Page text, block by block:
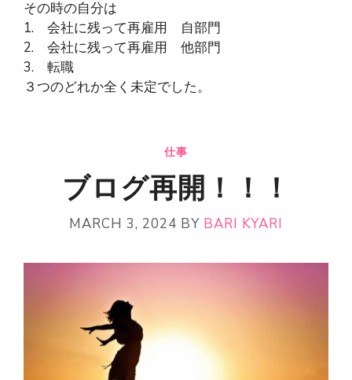
その時の自分は
1. 会社に残って再雇用 自部門
2. 会社に残って再雇用 他部門
3. 転職
３つのどれか全く未定でした。
仕事
ブログ再開！！！
MARCH 3, 2024 BY BARI KYARI